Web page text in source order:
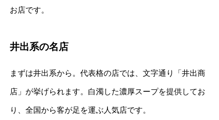
お店です。
井出系の名店
まずは井出系から。代表格の店では、文字通り「井出商
店」が挙げられます。白濁した濃厚スープを提供してお
り、全国から客が足を運ぶ人気店です。